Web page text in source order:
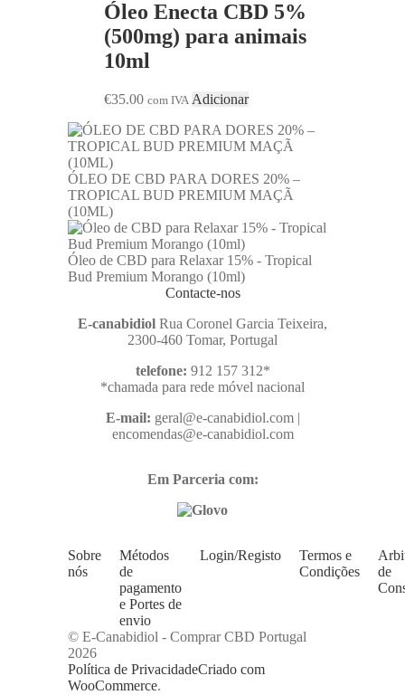
Óleo Enecta CBD 5%
(500mg) para animais
10ml
€35.00 com IVA Adicionar
ÓLEO DE CBD PARA DORES 20% –
TROPICAL BUD PREMIUM MAÇÃ
(10ML)
Óleo de CBD para Relaxar 15% - Tropical
Bud Premium Morango (10ml)
Contacte-nos
E-canabidiol Rua Coronel Garcia Teixeira,
2300-460 Tomar, Portugal
telefone: 912 157 312*
*chamada para rede móvel nacional
E-mail: geral@e-canabidiol.com |
encomendas@e-canabidiol.com
Em Parceria com:
Sobre
nós
Métodos
de
pagamento
e Portes de
envio
Login/Registo
Termos e
Condições
de
© E-Canabidiol - Comprar CBD Portugal
2026
Política de PrivacidadeCriado com
WooCommerce.